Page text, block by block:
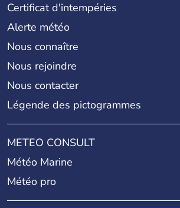
Certificat d'intempéries
Alerte météo
Nous connaître
Nous rejoindre
Nous contacter
Légende des pictogrammes
METEO CONSULT
Météo Marine
Météo pro